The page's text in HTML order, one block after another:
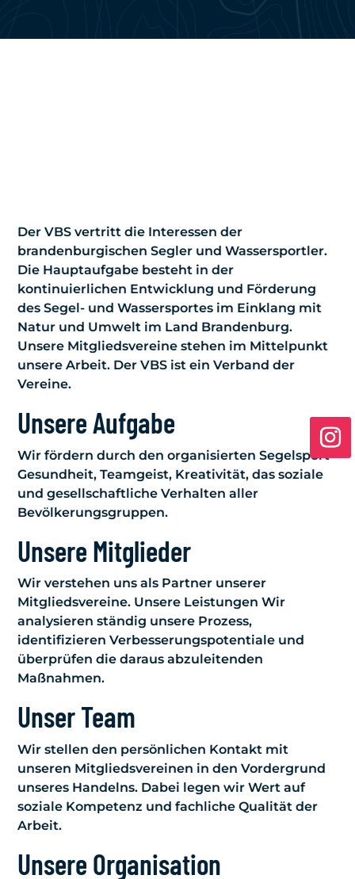
Der VBS vertritt die Interessen der
brandenburgischen Segler und Wassersportler.
Die Hauptaufgabe besteht in der
kontinuierlichen Entwicklung und Förderung
des Segel- und Wassersportes im Einklang mit
Natur und Umwelt im Land Brandenburg.
Unsere Mitgliedsvereine stehen im Mittelpunkt
unsere Arbeit. Der VBS ist ein Verband der
Vereine.
Unsere Aufgabe
Wir fördern durch den organisierten Segelsport
Gesundheit, Teamgeist, Kreativität, das soziale
und gesellschaftliche Verhalten aller
Bevölkerungsgruppen.
Unsere Mitglieder
Wir verstehen uns als Partner unserer
Mitgliedsvereine. Unsere Leistungen Wir
analysieren ständig unsere Prozess,
identifizieren Verbesserungspotentiale und
überprüfen die daraus abzuleitenden
Maßnahmen.
Unser Team
Wir stellen den persönlichen Kontakt mit
unseren Mitgliedsvereinen in den Vordergrund
unseres Handelns. Dabei legen wir Wert auf
soziale Kompetenz und fachliche Qualität der
Arbeit.
Unsere Organisation